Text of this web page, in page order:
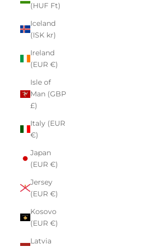
(HUF Ft)
Iceland
(ISK kr)
Ireland
(EUR €)
Isle of
Man (GBP
£)
Italy (EUR
€)
Japan
(EUR €)
Jersey
(EUR €)
Kosovo
(EUR €)
Latvia